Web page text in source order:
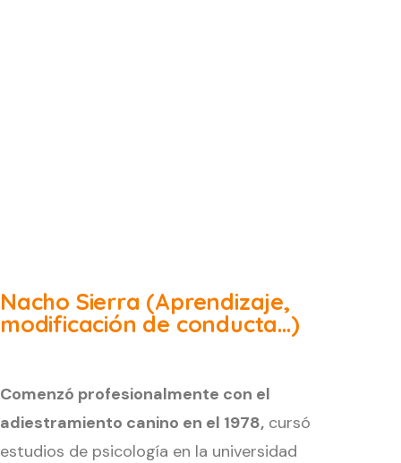
Nacho Sierra (Aprendizaje,
modificación de conducta...)
Comenzó profesionalmente con el
adiestramiento canino en el 1978, cursó
estudios de psicología en la universidad